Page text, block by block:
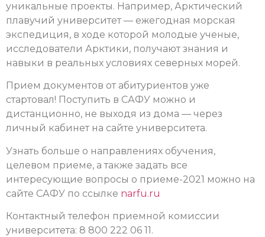
уникальные проекты. Например, Арктический
плавучий университет — ежегодная морская
экспедиция, в ходе которой молодые ученые,
исследователи Арктики, получают знания и
навыки в реальных условиях северных морей.
Прием документов от абитуриентов уже
стартовал! Поступить в САФУ можно и
дистанционно, не выходя из дома — через
личный кабинет на сайте университета.
Узнать больше о направлениях обучения,
целевом приеме, а также задать все
интересующие вопросы о приеме-2021 можно на
сайте САФУ по ссылке narfu.ru
Контактный телефон приемной комиссии
университета: 8 800 222 06 11.